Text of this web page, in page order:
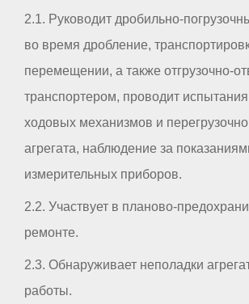
2.1. Руководит дробильно-
во время дробление,
перемещении, а также отгрузочно-
транспортером, проводит
ходовых механизмов и
агрегата, наблюдение за
измерительных приборов.
2.2. Участвует в планово-
ремонте.
2.3. Обнаруживает неполадки
работы.